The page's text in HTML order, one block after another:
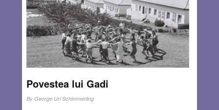
Povestea lui Gadi
By George Uri Schimmerling